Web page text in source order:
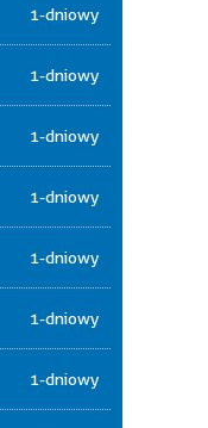
1-dniowy
1-dniowy
1-dniowy
1-dniowy
1-dniowy
1-dniowy
1-dniowy